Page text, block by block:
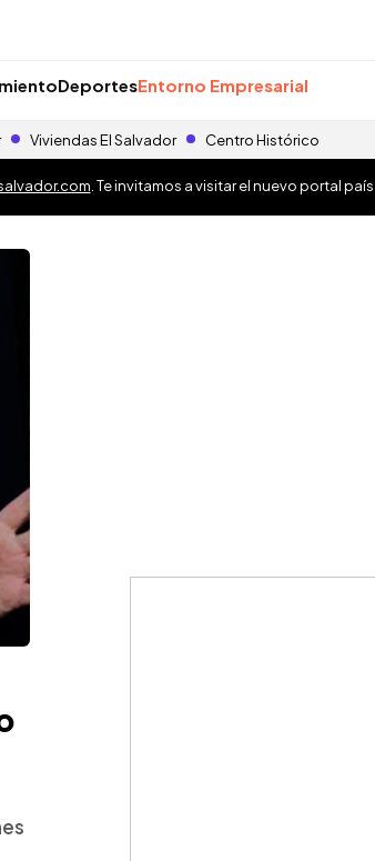
DeportesEntorno Empresarial
Viviendas El Salvador Centro Histórico
. Te invitamos a visitar el nuevo portal